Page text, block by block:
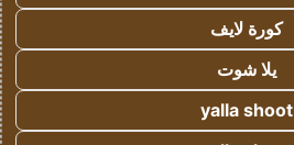
كورة لايف
يلا شوت
yalla shoot